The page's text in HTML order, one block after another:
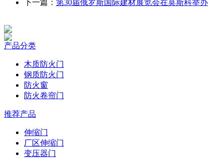
下一篇： 第30届俄罗斯国际建材展览会在莫斯科举办
产品分类
木质防火门
钢质防火门
防火窗
防火卷帘门
推荐产品
伸缩门
厂区伸缩门
变压器门